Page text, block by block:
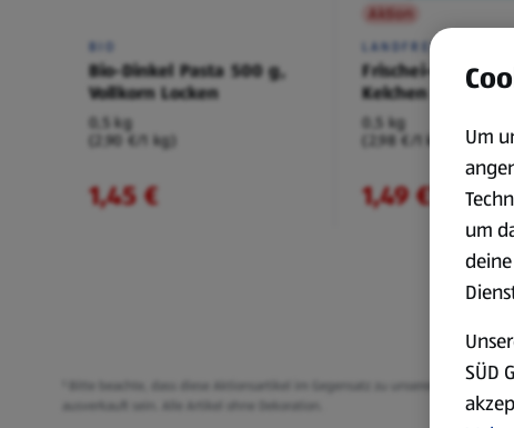
BIO
Bio-Dinkel Pasta 500 g,
Vollkorn Locken
0,5 kg
(2,90 €/1 kg)
1,45 €
Aktion
LANDFREUDE
Frischei-Nudeln
Kelchen
0,5 kg
(2,98 €/1 kg)
1,49 €
¹ Bitte beachte, dass diese Aktionsartikel im Gegensatz zu unserem ständig
ausverkauft sein. Alle Artikel ohne Dekoration.
Um
um
SÜD